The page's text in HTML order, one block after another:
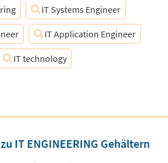
IT Systems Engineer
IT Application Engineer
IT technology
IT ENGINEERING Gehältern